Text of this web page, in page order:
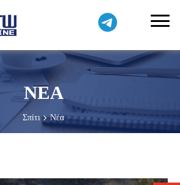
ΝΕΑ
Σπίτι Νέα